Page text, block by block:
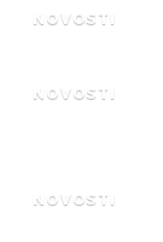
NOVOSTI
NOVOSTI
NOVOSTI